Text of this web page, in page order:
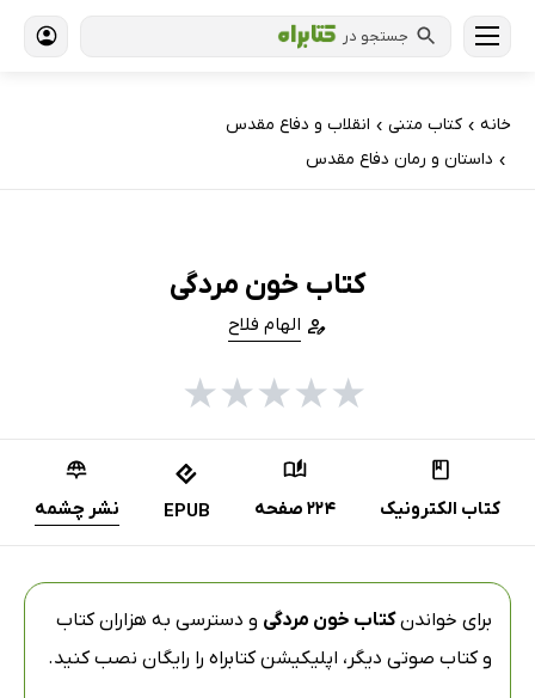
جستجو در
خانه › کتاب‌ متنی › انقلاب و دفاع مقدس
› داستان و رمان دفاع مقدس
کتاب خون مردگی
الهام فلاح
★
★
★
★
★
کتاب الکترونیک 224 صفحه EPUB نشر چشمه
برای خواندنکتاب خون مردگی و دسترسی به هزاران کتاب
و کتاب صوتی دیگر، اپلیکیشن کتابراه را رایگان نصب کنید.